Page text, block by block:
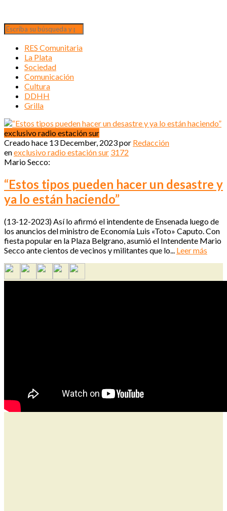
RES Comunitaria
La Plata
Sociedad
Comunicación
Cultura
DDHH
Grilla
exclusivo radio estación sur
Creado hace 13 December, 2023por Redacción
enexclusivo radio estación sur 3172
Mario Secco:
“Estos tipos pueden hacer un desastre y
ya lo están haciendo”
(13-12-2023) Así lo afirmó el intendente de Ensenada luego de
los anuncios del ministro de Economía Luis «Toto» Caputo. Con
fiesta popular en la Plaza Belgrano, asumió el Intendente Mario
Secco ante cientos de vecinos y militantes que lo... Leer más